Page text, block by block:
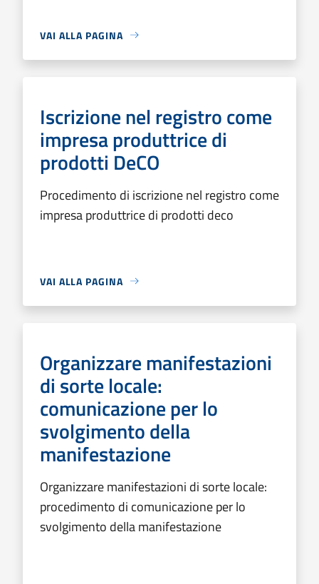
VAI ALLA PAGINA
Iscrizione nel registro come
impresa produttrice di
prodotti DeCO
Procedimento di iscrizione nel registro come
impresa produttrice di prodotti deco
VAI ALLA PAGINA
Organizzare manifestazioni
di sorte locale:
comunicazione per lo
svolgimento della
manifestazione
Organizzare manifestazioni di sorte locale:
procedimento di comunicazione per lo
svolgimento della manifestazione